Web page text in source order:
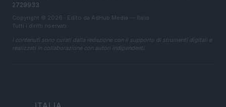
2729933
Copyright © 2026 · Edito da AdHub Media — Italia
Tutti i diritti riservati
I contenuti sono curati dalla redazione con il supporto di strumenti digitali e
realizzati in collaborazione con autori indipendenti.